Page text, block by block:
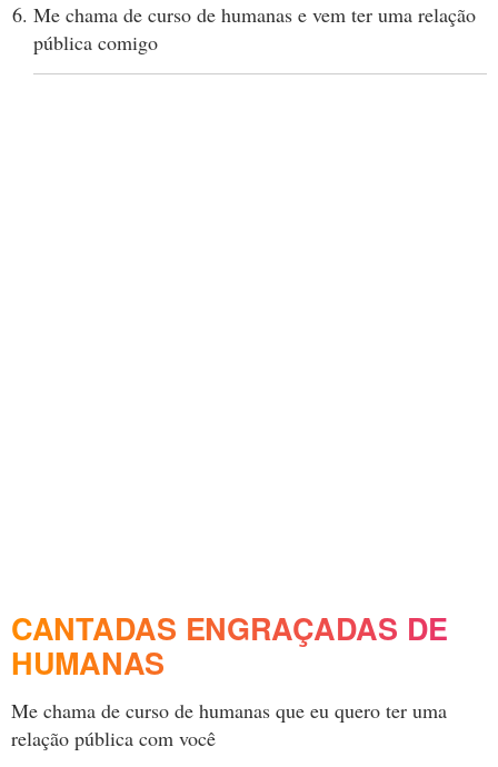
Me chama de curso de humanas e vem ter uma relação
pública comigo
CANTADAS ENGRAÇADAS DE
HUMANAS
Me chama de curso de humanas que eu quero ter uma
relação pública com você